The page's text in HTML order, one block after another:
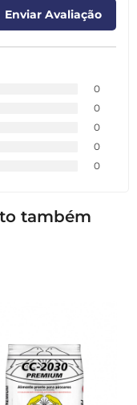
0
0
0
0
0
também